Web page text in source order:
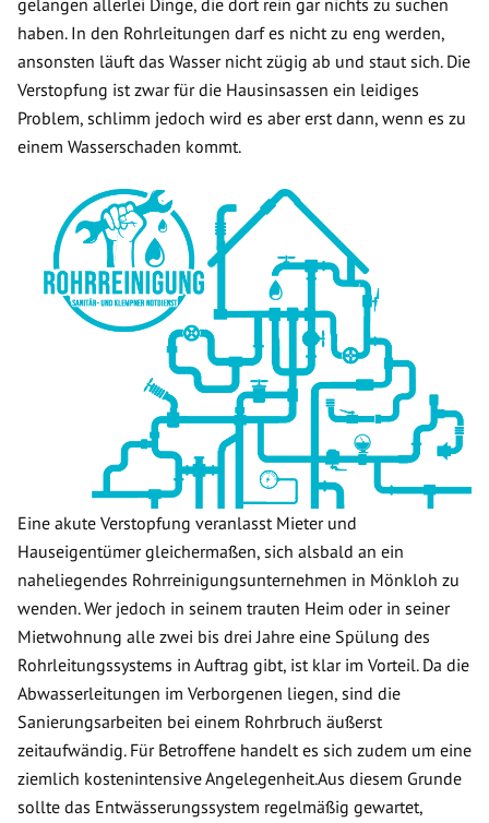
gelangen allerlei Dinge, die dort rein gar nichts zu suchen
haben. In den Rohrleitungen darf es nicht zu eng werden,
ansonsten läuft das Wasser nicht zügig ab und staut sich. Die
Verstopfung ist zwar für die Hausinsassen ein leidiges
Problem, schlimm jedoch wird es aber erst dann, wenn es zu
einem Wasserschaden kommt.
Eine akute Verstopfung veranlasst Mieter und
Hauseigentümer gleichermaßen, sich alsbald an ein
naheliegendes Rohrreinigungsunternehmen in Mönkloh zu
wenden. Wer jedoch in seinem trauten Heim oder in seiner
Mietwohnung alle zwei bis drei Jahre eine Spülung des
Rohrleitungssystems in Auftrag gibt, ist klar im Vorteil. Da die
Abwasserleitungen im Verborgenen liegen, sind die
Sanierungsarbeiten bei einem Rohrbruch äußerst
zeitaufwändig. Für Betroffene handelt es sich zudem um eine
ziemlich kostenintensive Angelegenheit.Aus diesem Grunde
sollte das Entwässerungssystem regelmäßig gewartet,